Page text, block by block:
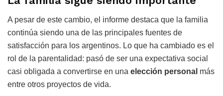
A pesar de este cambio, el informe destaca que la familia
continúa siendo una de las principales fuentes de
satisfacción para los argentinos. Lo que ha cambiado es el
rol de la parentalidad: pasó de ser una expectativa social
casi obligada a convertirse en una elección personal más
entre otros proyectos de vida.